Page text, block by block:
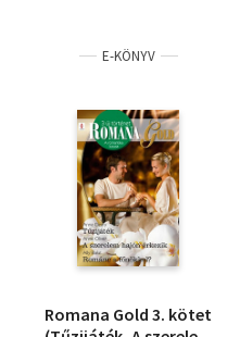
E-KÖNYV
Romana Gold 3. kötet